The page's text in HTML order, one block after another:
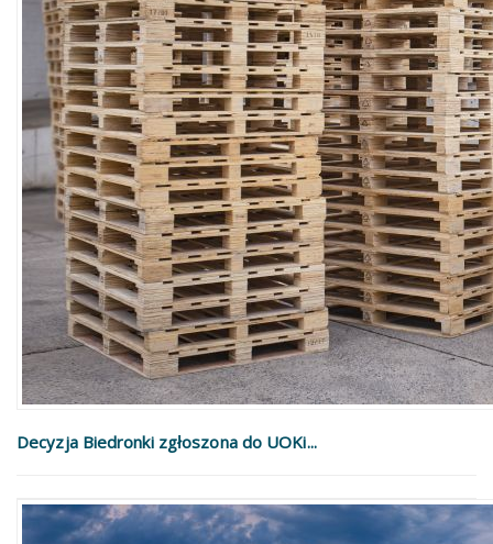
Decyzja Biedronki zgłoszona do UOKi...